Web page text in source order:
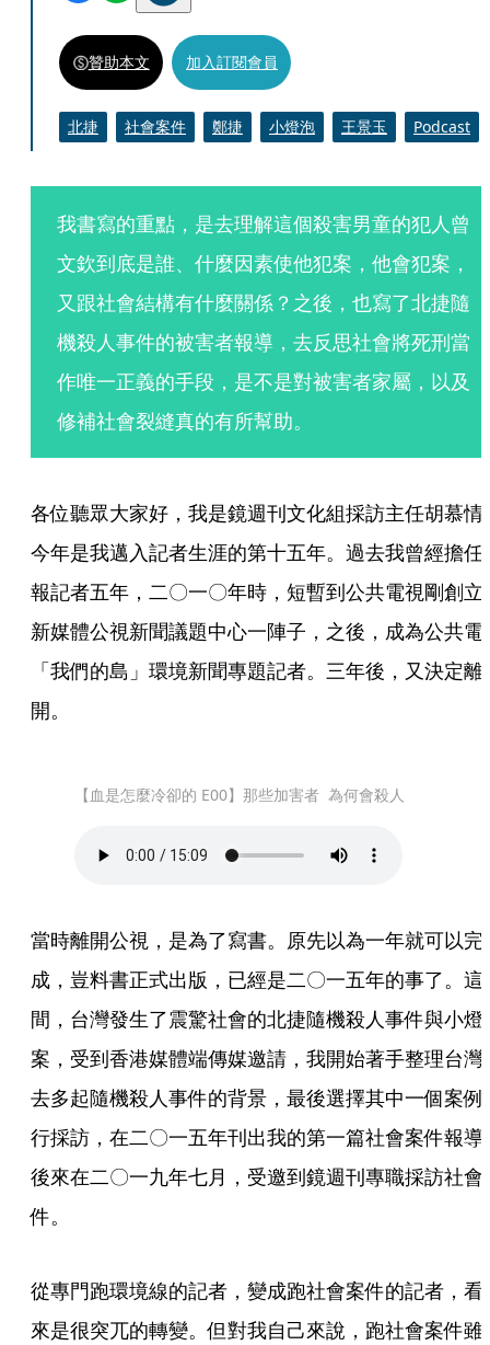
贊助本文 加入訂閱會員
北捷 社會案件 鄭捷 小燈泡 王景玉 Podcast
我書寫的重點，是去理解這個殺害男童的犯人曾
文欽到底是誰、什麼因素使他犯案，他會犯案，
又跟社會結構有什麼關係？之後，也寫了北捷隨
機殺人事件的被害者報導，去反思社會將死刑當
作唯一正義的手段，是不是對被害者家屬，以及
修補社會裂縫真的有所幫助。
各位聽眾大家好，我是鏡週刊文化組採訪主任胡慕情
今年是我邁入記者生涯的第十五年。過去我曾經擔任
報記者五年，二〇一〇年時，短暫到公共電視剛創立
新媒體公視新聞議題中心一陣子，之後，成為公共電
「我們的島」環境新聞專題記者。三年後，又決定離
開。
【血是怎麼冷卻的 E00】那些加害者  為何會殺人
當時離開公視，是為了寫書。原先以為一年就可以完
成，豈料書正式出版，已經是二〇一五年的事了。這
間，台灣發生了震驚社會的北捷隨機殺人事件與小燈
案，受到香港媒體端傳媒邀請，我開始著手整理台灣
去多起隨機殺人事件的背景，最後選擇其中一個案例
行採訪，在二〇一五年刊出我的第一篇社會案件報導
後來在二〇一九年七月，受邀到鏡週刊專職採訪社會
件。
從專門跑環境線的記者，變成跑社會案件的記者，看
來是很突兀的轉變。但對我自己來說，跑社會案件雖